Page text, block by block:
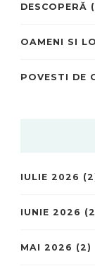
DESCOPERĂ
OAMENI SI
POVESTI DE
IULIE 2026
IUNIE 2026
MAI 2026 (2)